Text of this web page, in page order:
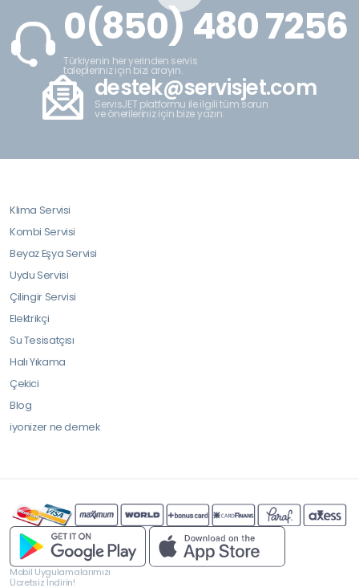
0(850) 480 7256
Türkiyenin her yerinden servis
talepleriniz için bizi arayın.
destek@servisjet.com
ServisJET platformu ile ilgili tüm sorun
ve önerileriniz için bize yazın.
Klima Servisi
Kombi Servisi
Beyaz Eşya Servisi
Uydu Servisi
Çilingir Servisi
Elektrikçi
Su Tesisatçısı
Halı Yıkama
Çekici
Blog
iyonizer ne demek
Mobil Uygulamalarımızı
Ücretsiz İndirin!